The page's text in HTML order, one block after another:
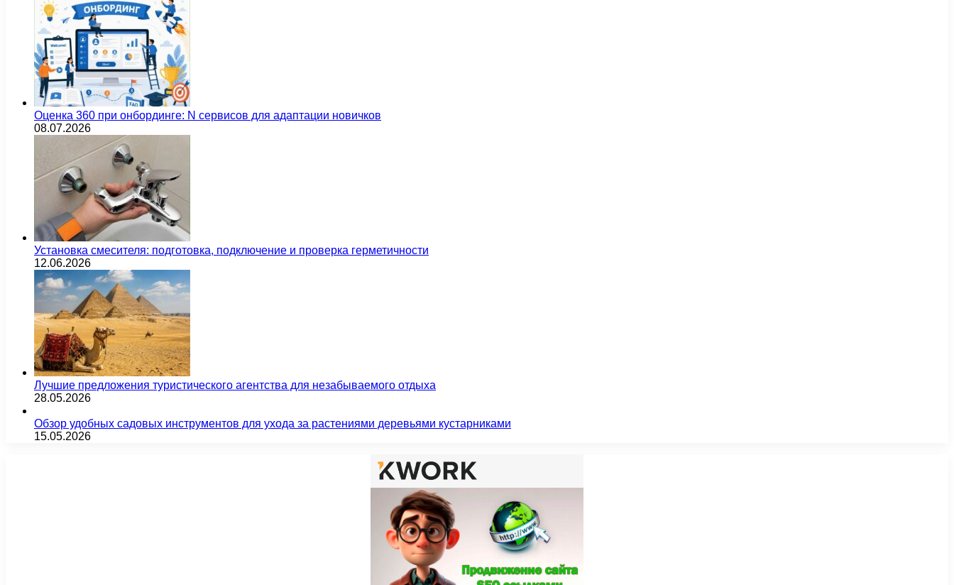
Оценка 360 при онбординге: N сервисов для адаптации новичков
08.07.2026
Установка смесителя: подготовка, подключение и проверка герметичности
12.06.2026
Лучшие предложения туристического агентства для незабываемого отдыха
28.05.2026
Обзор удобных садовых инструментов для ухода за растениями деревьями кустарниками
15.05.2026